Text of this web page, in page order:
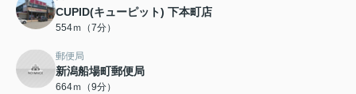
CUPID(キューピット) 下本町店
554ｍ（7分）
郵便局
新潟船場町郵便局
664ｍ（9分）